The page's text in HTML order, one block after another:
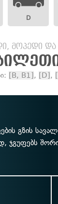
D
მოპედი და
[B, B1], [D],
გზის
ჯგუფებს